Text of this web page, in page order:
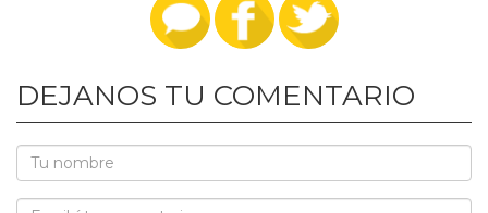
DEJANOS TU COMENTARIO